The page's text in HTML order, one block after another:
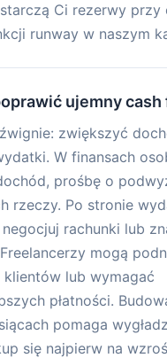
Ci rezerwy przy
runway w naszym
ujemny cash
zwiększyć
W finansach
prośbę o
rzeczy. Po stronie
rachunki lub
mogą
lub wymagać
płatności.
pomaga
się najpierw na